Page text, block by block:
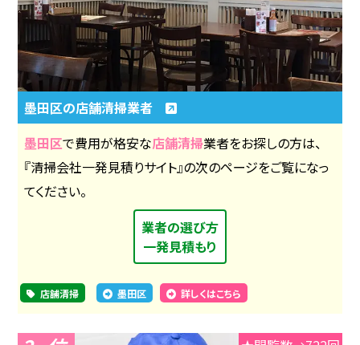
墨田区の店舗清掃業者
墨田区で費用が格安な店舗清掃業者をお探しの方は、
『清掃会社一発見積りサイト』の次のページをご覧になっ
てください。
業者の選び方
一発見積もり
店舗清掃 墨田区 詳しくはこちら